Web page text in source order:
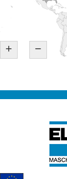
+ −